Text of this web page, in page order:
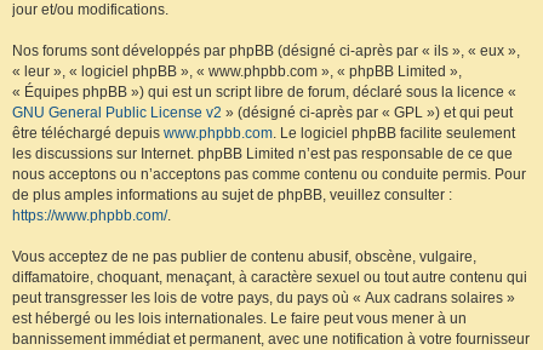
jour et/ou modifications.
Nos forums sont développés par phpBB (désigné ci-après par « ils », « eux »,
« leur », « logiciel phpBB », « www.phpbb.com », « phpBB Limited »,
« Équipes phpBB ») qui est un script libre de forum, déclaré sous la licence «
GNU General Public License v2 » (désigné ci-après par « GPL ») et qui peut
être téléchargé depuis www.phpbb.com. Le logiciel phpBB facilite seulement
les discussions sur Internet. phpBB Limited n’est pas responsable de ce que
nous acceptons ou n’acceptons pas comme contenu ou conduite permis. Pour
de plus amples informations au sujet de phpBB, veuillez consulter :
https://www.phpbb.com/.
Vous acceptez de ne pas publier de contenu abusif, obscène, vulgaire,
diffamatoire, choquant, menaçant, à caractère sexuel ou tout autre contenu qui
peut transgresser les lois de votre pays, du pays où « Aux cadrans solaires »
est hébergé ou les lois internationales. Le faire peut vous mener à un
bannissement immédiat et permanent, avec une notification à votre fournisseur